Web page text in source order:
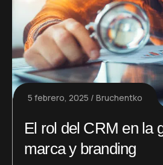
5 febrero, 2025 Bruchentko
El rol del CRM en la
marca y branding